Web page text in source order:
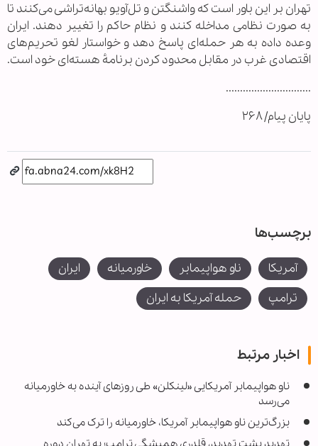
تهران بر این باور است که واشنگتن و تل‌آویو بهانه‌تراشی می‌کنند تا
به صورت نظامی مداخله کنند و نظام حاکم را تغییر دهند. ایران
وعده داده به هر حمله‌ای پاسخ دهد و خواستار لغو تحریم‌های
اقتصادی غرب در مقابل محدود کردن برنامهٔ هسته‌ای خود است.
..............................
پایان پیام/ ۲۶۸
برچسب‌ها
آمریکا ناو هواپیمابر خاورمیانه
ایران
ترامپ
حمله آمریکا به ایران
اخبار مرتبط
ناو هواپیمابر آمریکایی «لینکلن» طی روزهای آینده به خاورمیانه
می‌رسد
بزرگ‌ترین ناو هواپیمابر آمریکا، خاورمیانه را ترک می‌کند